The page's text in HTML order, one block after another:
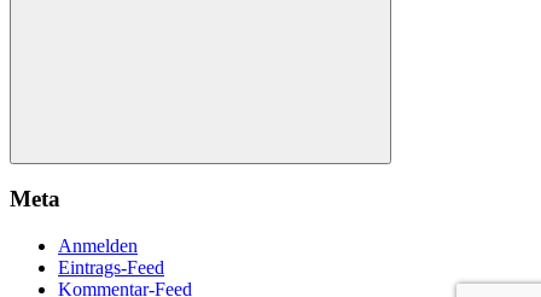
Suchen
Meta
Anmelden
Eintrags-Feed
Kommentar-Feed